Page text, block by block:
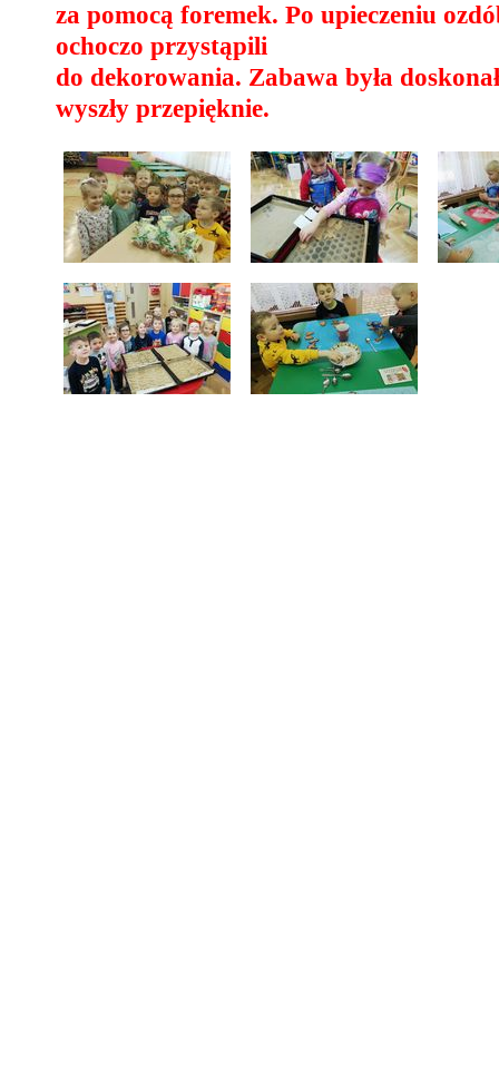
za pomocą foremek. Po upieczeniu
ochoczo przystąpili
do dekorowania. Zabawa była
wyszły przepięknie.